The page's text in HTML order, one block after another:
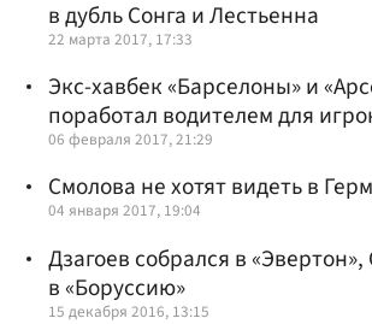
в дубль Сонга и Лестьенна
22 марта 2017, 17:33
Экс-хавбек «Барселоны» и
поработал водителем для
06 февраля 2017, 21:29
Смолова не хотят видеть в
04 января 2017, 19:04
Дзагоев собрался в
в «Боруссию»
15 декабря 2016, 13:15